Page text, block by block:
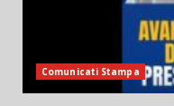
Comunicati Stampa